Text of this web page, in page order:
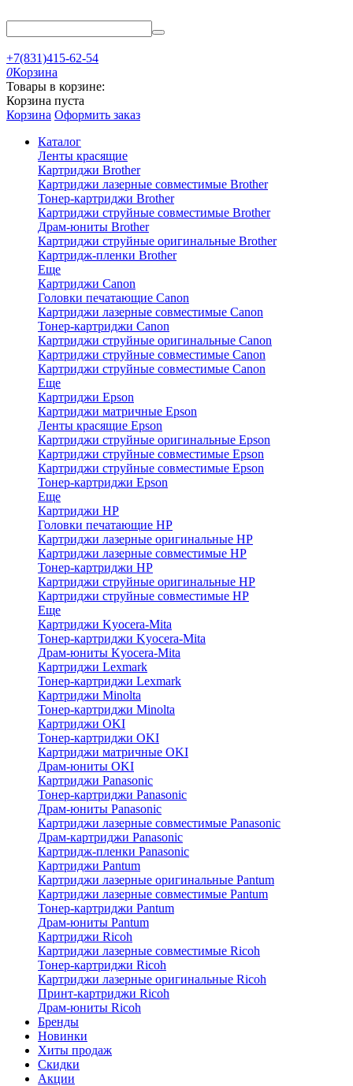
+7(831)415-62-54
0Корзина
Товары в корзине:
Корзина пуста
Корзина Оформить заказ
Каталог
Ленты красящие
Картриджи Brother
Картриджи лазерные совместимые Brother
Тонер-картриджи Brother
Картриджи струйные совместимые Brother
Драм-юниты Brother
Картриджи струйные оригинальные Brother
Картридж-пленки Brother
Еще
Картриджи Canon
Головки печатающие Canon
Картриджи лазерные совместимые Canon
Тонер-картриджи Canon
Картриджи струйные оригинальные Canon
Картриджи струйные совместимые Canon
Картриджи струйные совместимые Canon
Еще
Картриджи Epson
Картриджи матричные Epson
Ленты красящие Epson
Картриджи струйные оригинальные Epson
Картриджи струйные совместимые Epson
Картриджи струйные совместимые Epson
Тонер-картриджи Epson
Еще
Картриджи HP
Головки печатающие HP
Картриджи лазерные оригинальные HP
Картриджи лазерные совместимые HP
Тонер-картриджи HP
Картриджи струйные оригинальные HP
Картриджи струйные совместимые HP
Еще
Картриджи Kyocera-Mita
Тонер-картриджи Kyocera-Mita
Драм-юниты Kyocera-Mita
Картриджи Lexmark
Тонер-картриджи Lexmark
Картриджи Minolta
Тонер-картриджи Minolta
Картриджи OKI
Тонер-картриджи OKI
Картриджи матричные OKI
Драм-юниты OKI
Картриджи Panasonic
Тонер-картриджи Panasonic
Драм-юниты Panasonic
Картриджи лазерные совместимые Panasonic
Драм-картриджи Panasonic
Картридж-пленки Panasonic
Картриджи Pantum
Картриджи лазерные оригинальные Pantum
Картриджи лазерные совместимые Pantum
Тонер-картриджи Pantum
Драм-юниты Pantum
Картриджи Ricoh
Картриджи лазерные совместимые Ricoh
Тонер-картриджи Ricoh
Картриджи лазерные оригинальные Ricoh
Принт-картриджи Ricoh
Драм-юниты Ricoh
Бренды
Новинки
Хиты продаж
Скидки
Акции